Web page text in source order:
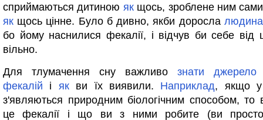
сприймаються дитиною якщось, зроблене ним
як щось цінне. Було б дивно, якби доросла людина
бо йому наснилися фекалії, і відчув би себе від
вільно.
Для тлумачення сну важливо знати джерело
фекалій і якви їх виявили. Наприклад, якщо у
з'являються природним біологічним способом, то
це фекалії і що ви з ними робите (ви